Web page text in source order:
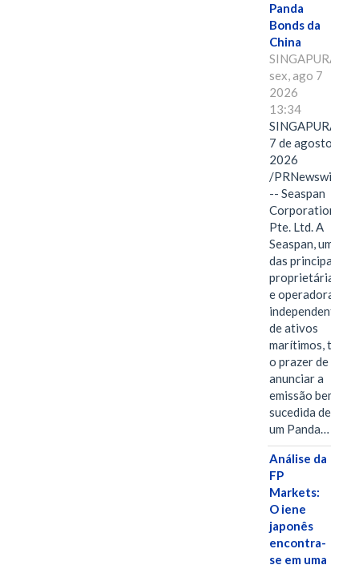
Panda
Bonds da
China
SINGAPURA,
sex, ago 7
2026
13:34
SINGAPURA,
7 de agosto de
2026
/PRNewswire/
-- Seaspan
Corporation
Pte. Ltd. A
Seaspan, uma
das principais
proprietárias
e operadoras
independentes
de ativos
marítimos, tem
o prazer de
anunciar a
emissão bem-
sucedida de
um Panda…
Análise da
FP
Markets:
O iene
japonês
encontra-
se em uma